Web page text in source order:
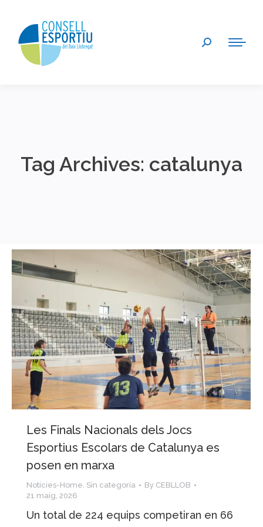
Search:
Tag Archives: catalunya
Les Finals Nacionals dels Jocs
Esportius Escolars de Catalunya es
posen en marxa
Notícies-Home Sin categoría By CEBLLOB
21 maig, 2026
Un total de 224 equips competiran en 66